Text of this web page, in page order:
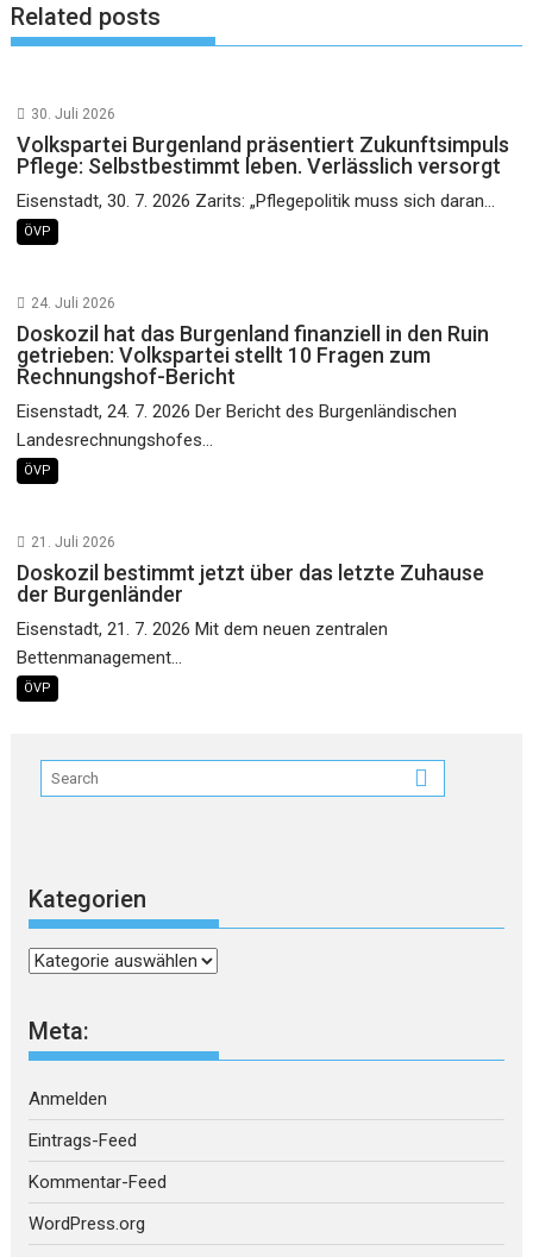
Related posts
30. Juli 2026
Volkspartei Burgenland präsentiert Zukunftsimpuls
Pflege: Selbstbestimmt leben. Verlässlich versorgt
Eisenstadt, 30. 7. 2026 Zarits: „Pflegepolitik muss sich daran...
ÖVP
24. Juli 2026
Doskozil hat das Burgenland finanziell in den Ruin
getrieben: Volkspartei stellt 10 Fragen zum
Rechnungshof-Bericht
Eisenstadt, 24. 7. 2026 Der Bericht des Burgenländischen
Landesrechnungshofes...
ÖVP
21. Juli 2026
Doskozil bestimmt jetzt über das letzte Zuhause
der Burgenländer
Eisenstadt, 21. 7. 2026 Mit dem neuen zentralen
Bettenmanagement...
ÖVP
Kategorien
Kategorien
Meta:
Anmelden
Eintrags-Feed
Kommentar-Feed
WordPress.org